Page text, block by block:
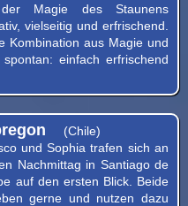
Magie des Staunens
vielseitig und erfrischend.
Kombination aus Magie und
einfach erfrischend
(Chile)
und Sophia trafen sich an
Nachmittag in Santiago de
auf den ersten Blick. Beide
gerne und nutzen dazu